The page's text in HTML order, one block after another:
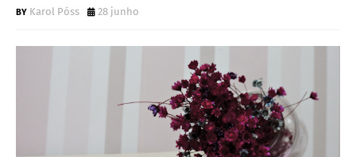
Karol Póss 28 junho